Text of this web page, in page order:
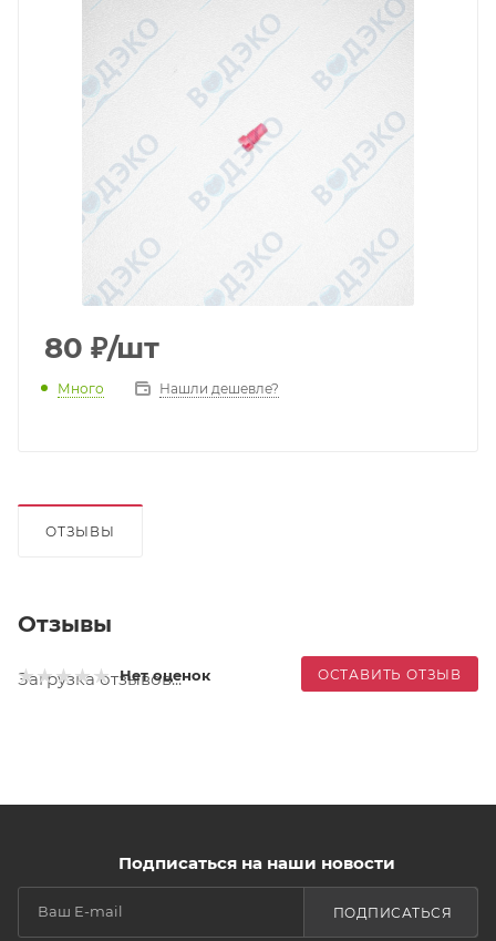
80 ₽/шт
Много Нашли дешевле?
ОТЗЫВЫ
Отзывы
Нет оценок ОСТАВИТЬ ОТЗЫВ
Загрузка отзывов...
Подписаться на наши новости
ПОДПИСАТЬСЯ